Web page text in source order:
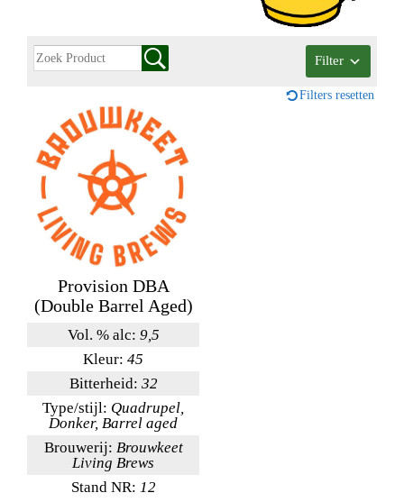
Filter
Filters resetten
Provision DBA
(Double Barrel Aged)
Vol. % alc: 9,5
Kleur: 45
Bitterheid: 32
Type/stijl: Quadrupel,
Donker, Barrel aged
Brouwerij: Brouwkeet
Living Brews
Stand NR: 12